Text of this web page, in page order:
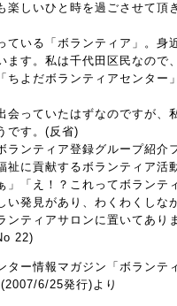
楽しいひと時を過ごさせて
ている「ボランティア」。
ます。私は千代田区民なの
ちよだボランティアセンタ
会っていたはずなのですが
です。(反省)
ランティア登録グループ紹
祉に貢献するボランティア
」「え！？これってボラン
い発見があり、わくわくし
ンティアサロンに置いてあ
22)
ー情報マガジン「ボランテ
6/25発行)より